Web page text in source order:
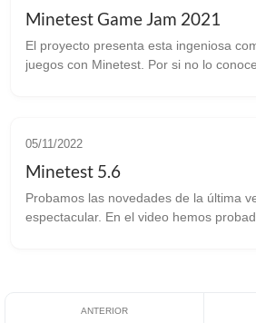
Minetest Game Jam 2021
El proyecto presenta esta ingeniosa
juegos con Minetest. Por si no lo conoces aún Minetest
05/11/2022
Minetest 5.6
Probamos las novedades de la última
espectacular. En el video hemos probado varios excelentes